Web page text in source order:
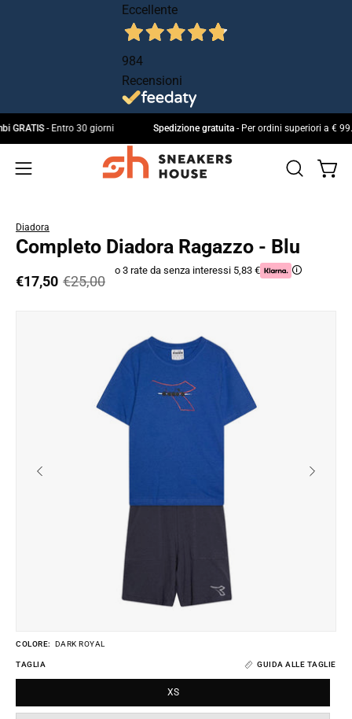
Eccellente
984
Recensioni
GRATIS- Entro 30 giorni Spedizione gratuita- Per ordini superiori a
Apri
navigazione
Apri
ricerca
Apri
Diadora
Completo Diadora Ragazzo - Blu
€17,50 €25,00
o 3 rate da senza interessi 5,83 € 🛈
COLORE: DARK ROYAL
TAGLIA
GUIDA ALLE TAGLIE
XS